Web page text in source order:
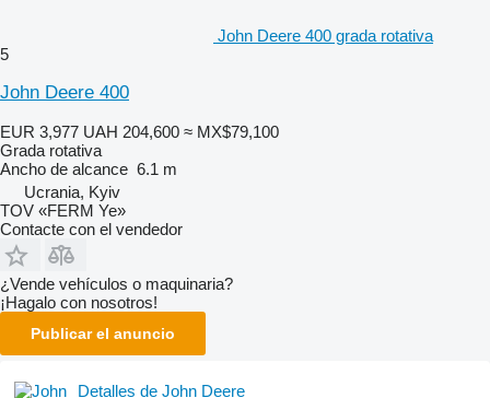
John Deere 400 grada rotativa
5
John Deere 400
EUR 3,977 UAH 204,600 ≈ MX$79,100
Grada rotativa
Ancho de alcance 6.1 m
Ucrania, Kyiv
TOV «FERM Ye»
Contacte con el vendedor
¿Vende vehículos o maquinaria?
¡Hagalo con nosotros!
Publicar el anuncio
Detalles de John Deere